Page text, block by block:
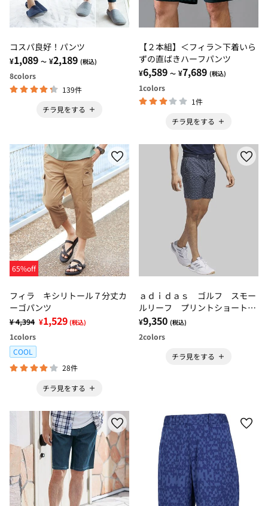
コスパ良好！パンツ
¥1,089 ～ ¥2,189 (税込)
8colors
139件
チラ見をする
【２本組】＜フィラ＞下着いら
ずの直ばきハーフパンツ
¥6,589 ～ ¥7,689 (税込)
1colors
1件
チラ見をする
65%off
フィラ キシリトール７分丈カ
ーゴパンツ
¥ 4,394 ¥1,529 (税込)
1colors
COOL
28件
チラ見をする
ａｄｉｄａｓ ゴルフ スモー
ルリーフ プリントショートパ
ンツ
¥9,350 (税込)
2colors
チラ見をする